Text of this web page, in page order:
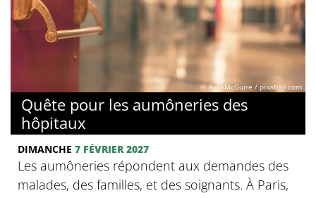
© RyanMcGuire / pixabay.com
Quête pour les aumôneries des
hôpitaux
DIMANCHE 7 FÉVRIER 2027
Les aumôneries répondent aux demandes des
malades, des familles, et des soignants. À Paris,